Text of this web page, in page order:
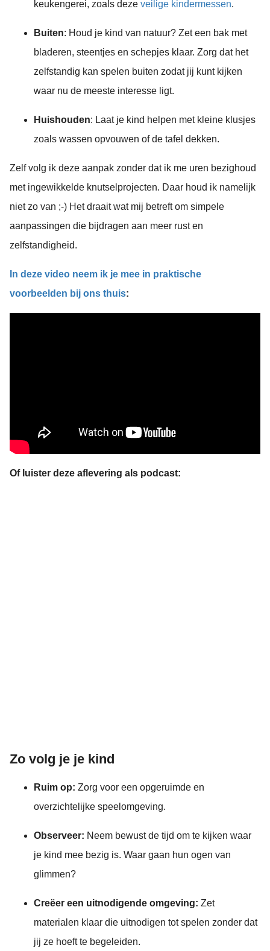
keukengerei, zoals deze veilige kindermessen.
Buiten: Houd je kind van natuur? Zet een bak met
bladeren, steentjes en schepjes klaar. Zorg dat het
zelfstandig kan spelen buiten zodat jij kunt kijken
waar nu de meeste interesse ligt.
Huishouden: Laat je kind helpen met kleine klusjes
zoals wassen opvouwen of de tafel dekken.
Zelf volg ik deze aanpak zonder dat ik me uren bezighoud
met ingewikkelde knutselprojecten. Daar houd ik namelijk
niet zo van ;-) Het draait wat mij betreft om simpele
aanpassingen die bijdragen aan meer rust en
zelfstandigheid.
In deze video neem ik je mee in praktische
voorbeelden bij ons thuis:
Of luister deze aflevering als podcast:
Zo volg je je kind
Ruim op: Zorg voor een opgeruimde en
overzichtelijke speelomgeving.
Observeer: Neem bewust de tijd om te kijken waar
je kind mee bezig is. Waar gaan hun ogen van
glimmen?
Creëer een uitnodigende omgeving: Zet
materialen klaar die uitnodigen tot spelen zonder dat
jij ze hoeft te begeleiden.